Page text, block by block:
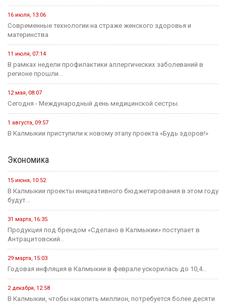
16 июля, 13:06
Современные технологии на страже женского здоровья и
материнства
11 июля, 07:14
В рамках недели профилактики аллергических заболеваний в
регионе прошли...
12 мая, 08:07
Сегодня - Международный день медицинской сестры.
1 августа, 09:57
В Калмыкии приступили к новому этапу проекта «Будь здоров!»
Экономика
15 июня, 10:52
В Калмыкии проекты инициативного бюджетирования в этом году
будут...
31 марта, 16:35
Продукция под брендом «Сделано в Калмыкии» поступает в
Антрацитовский...
29 марта, 15:03
Годовая инфляция в Калмыкии в феврале ускорилась до 10,4...
2 декабря, 12:58
В Калмыкии, чтобы накопить миллион, потребуется более десяти